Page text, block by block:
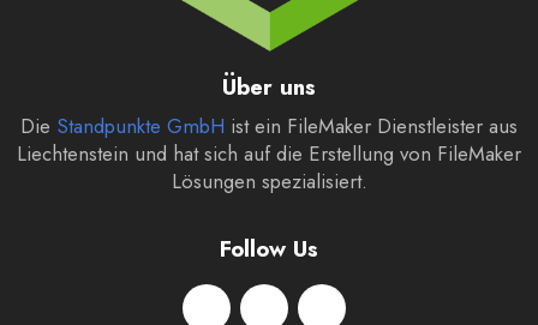
Über uns
Die Standpunkte GmbH ist ein FileMaker Dienstleister aus
Liechtenstein und hat sich auf die Erstellung von FileMaker
Lösungen spezialisiert.
Follow Us